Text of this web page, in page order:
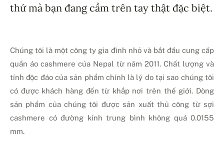
thứ mà bạn đang cầm trên tay thật đặc biệt.
Chúng tôi là một công ty gia đình nhỏ và bắt đầu cung cấp
quần áo cashmere của Nepal từ năm 2011. Chất lượng và
tính độc đáo của sản phẩm chính là lý do tại sao chúng tôi
có được khách hàng đến từ khắp nơi trên thế giới. Dòng
sản phẩm của chúng tôi được sản xuất thủ công từ sợi
cashmere có đường kính trung bình không quá 0.0155
mm.